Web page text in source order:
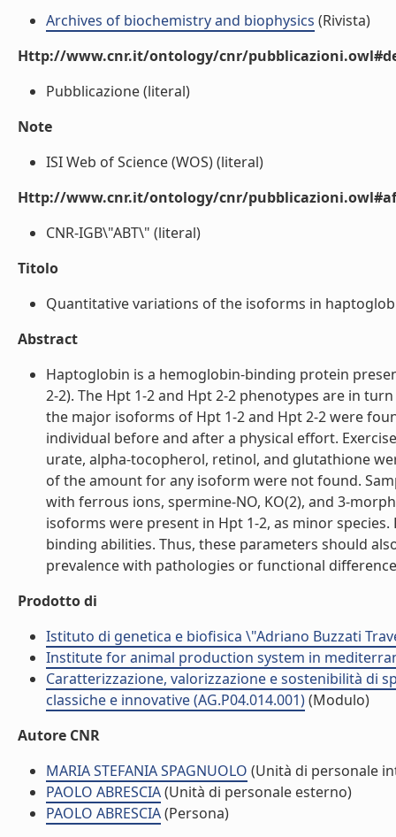
Archives of biochemistry and biophysics (Rivista)
Http://www.cnr.it/ontology/cnr/
Pubblicazione (literal)
Note
ISI Web of Science (WOS) (literal)
Http://www.cnr.it/ontology/cnr/
CNR-IGB\"ABT\" (literal)
Titolo
Quantitative variations of the isoforms in
Abstract
Haptoglobin is a hemoglobin-binding protein
2-2). The Hpt 1-2 and Hpt 2-2 phenotypes are in
the major isoforms of Hpt 1-2 and Hpt 2-2 were
individual before and after a physical effort.
urate, alpha-tocopherol, retinol, and glutathione
of the amount for any isoform were not found.
with ferrous ions, spermine-NO, KO(2), and 3-
isoforms were present in Hpt 1-2, as minor
binding abilities. Thus, these parameters should
prevalence with pathologies or functional
Prodotto di
Istituto di genetica e biofisica \"Adriano Buzzati
Institute for animal production system in
Caratterizzazione, valorizzazione e sostenibilità di
classiche e innovative (AG.P04.014.001)(Modulo)
Autore CNR
MARIA STEFANIA SPAGNUOLO (Unità di personale
PAOLO ABRESCIA(Unità di personale esterno)
PAOLO ABRESCIA(Persona)